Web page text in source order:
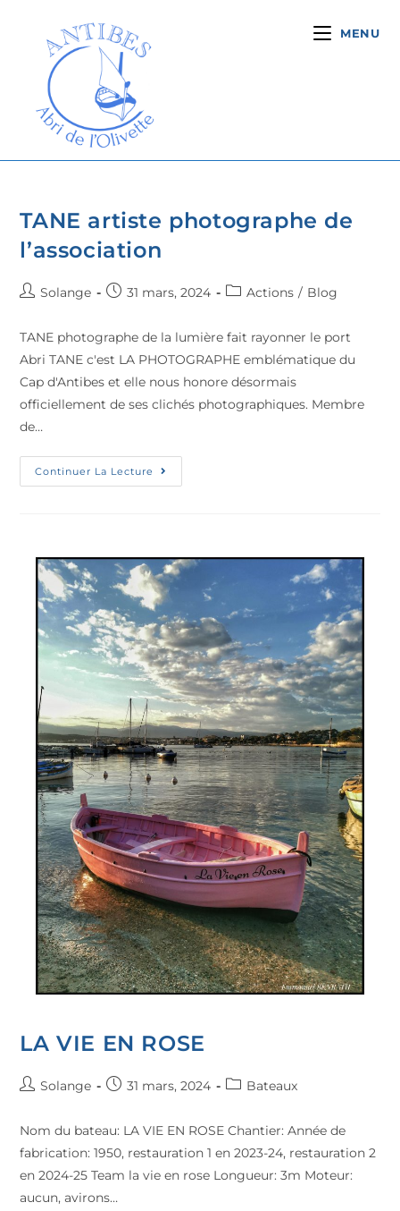
MENU
TANE artiste photographe de
l’association
Solange 31 mars, 2024 Actions / Blog
TANE photographe de la lumière fait rayonner le port
Abri TANE c'est LA PHOTOGRAPHE emblématique du
Cap d'Antibes et elle nous honore désormais
officiellement de ses clichés photographiques. Membre
de…
Continuer La Lecture
LA VIE EN ROSE
Solange 31 mars, 2024 Bateaux
Nom du bateau: LA VIE EN ROSE Chantier: Année de
fabrication: 1950, restauration 1 en 2023-24, restauration 2
en 2024-25 Team la vie en rose Longueur: 3m Moteur:
aucun, avirons…